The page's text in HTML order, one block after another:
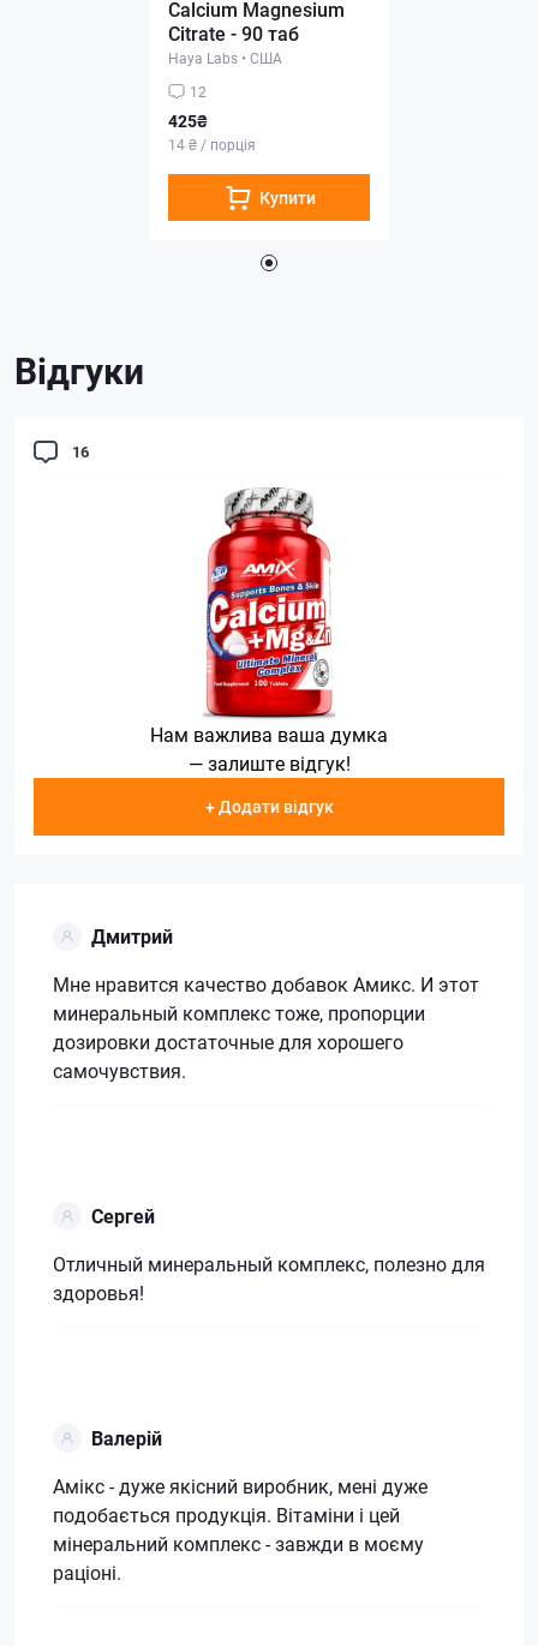
Calcium Magnesium
Citrate - 90 таб
Haya Labs • США
12
425₴
14 ₴ / порція
Купити
Відгуки
16
Нам важлива ваша думка
— залиште відгук!
+ Додати відгук
Дмитрий
Мне нравится качество добавок Амикс. И этот
минеральный комплекс тоже, пропорции
дозировки достаточные для хорошего
самочувствия.
Сергей
Отличный минеральный комплекс, полезно для
здоровья!
Валерій
Амікс - дуже якісний виробник, мені дуже
подобається продукція. Вітаміни і цей
мінеральний комплекс - завжди в моєму
раціоні.